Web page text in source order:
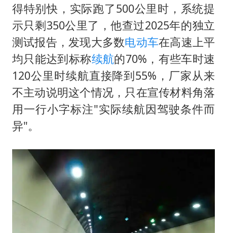
得特别快，实际跑了500公里时，系统提
示只剩350公里了，他查过2025年的独立
测试报告，发现大多数电动车在高速上平
均只能达到标称续航的70%，有些车时速
120公里时续航直接降到55%，厂家从来
不主动说明这个情况，只在宣传材料角落
用一行小字标注"实际续航因驾驶条件而
异"。